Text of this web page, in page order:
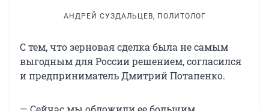
АНДРЕЙ СУЗДАЛЬЦЕВ, ПОЛИТОЛОГ
С тем, что зерновая сделка была не самым
выгодным для России решением, согласился
и предприниматель Дмитрий Потапенко.